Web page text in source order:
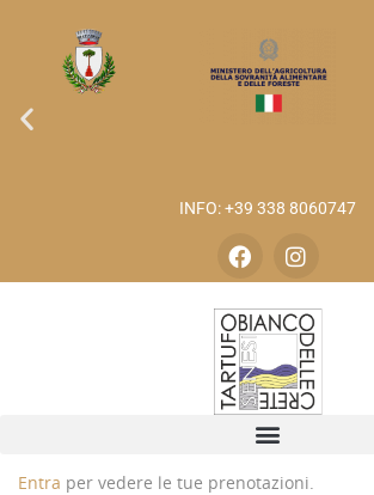
INFO: +39 338 8060747
Entra per vedere le tue prenotazioni.